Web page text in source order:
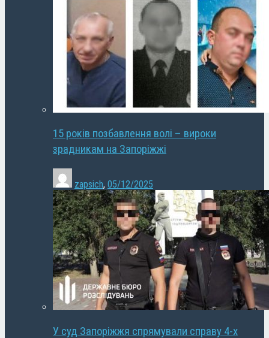
15 років позбавлення волі – вироки
зрадникам на Запоріжжі
zapsich, 05/12/2025
У суд Запоріжжя спрямували справу 4-х